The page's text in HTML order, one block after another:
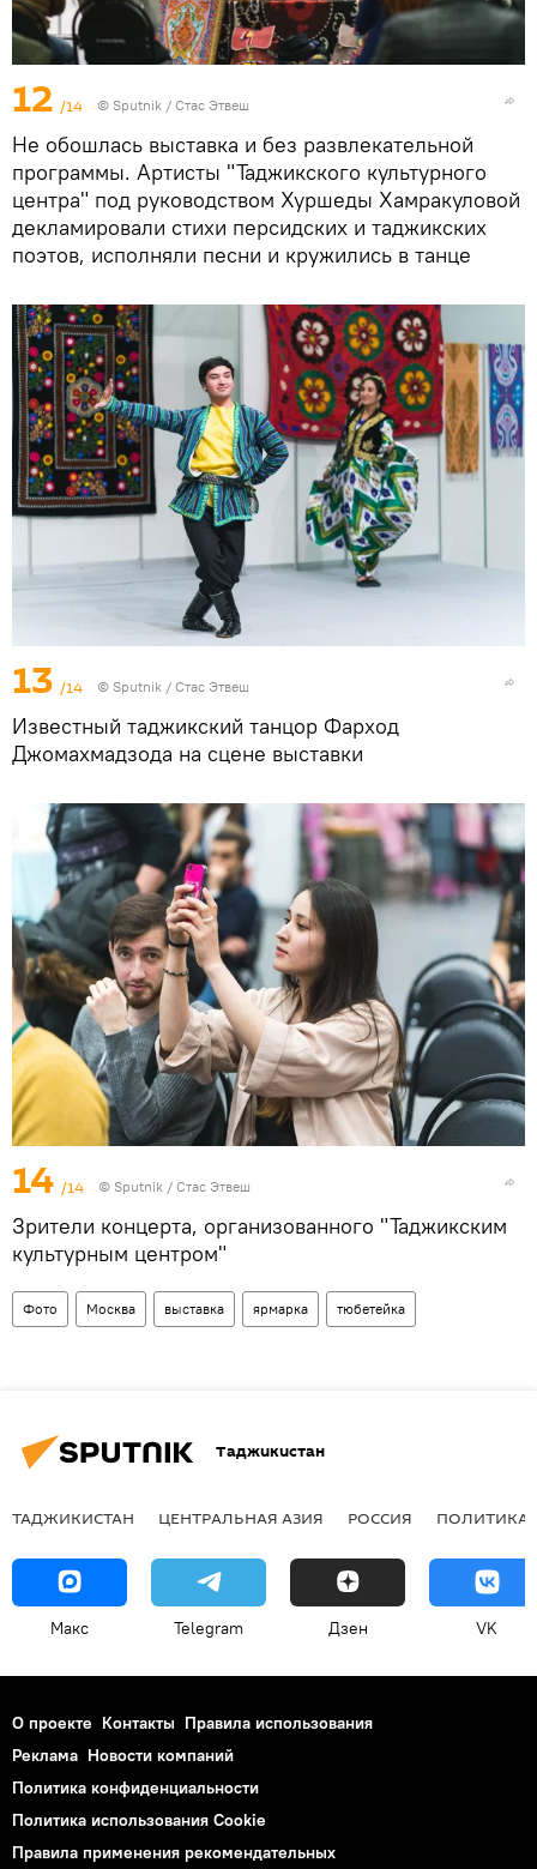
12 /14 © Sputnik / Стас Этвеш
Не обошлась выставка и без развлекательной
программы. Артисты "Таджикского культурного
центра" под руководством Хуршеды Хамракуловой
декламировали стихи персидских и таджикских
поэтов, исполняли песни и кружились в танце
13 /14 © Sputnik / Стас Этвеш
Известный таджикский танцор Фарход
Джомахмадзода на сцене выставки
14 /14 © Sputnik / Стас Этвеш
Зрители концерта, организованного "Таджикским
культурным центром"
Фото Москва выставка ярмарка тюбетейка
Таджикистан
ТАДЖИКИСТАН ЦЕНТРАЛЬНАЯ АЗИЯ РОССИЯ ПОЛИТИКА
Макс Telegram Дзен VK
О проекте Контакты Правила использования
Реклама Новости компаний
Политика конфиденциальности
Политика использования Cookie
Правила применения рекомендательных